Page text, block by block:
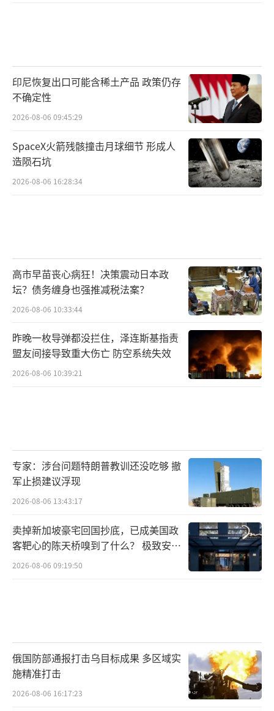
印尼恢复出口可能含稀土产品 政策仍存
不确定性
2026-08-06 09:45:29
SpaceX火箭残骸撞击月球细节 形成人
造陨石坑
2026-08-06 16:28:34
高市早苗丧心病狂！决策震动日本政
坛？债务缠身也强推减税法案？
2026-08-06 10:33:44
昨晚一枚导弹都没拦住，泽连斯基指责
盟友间接导致重大伤亡 防空系统失效
2026-08-06 10:39:21
专家：涉台问题特朗普教训还没吃够 撤
军止损建议浮现
2026-08-06 13:43:17
卖掉新加坡豪宅回国抄底，已成美国政
客靶心的陈天桥嗅到了什么？ 极致安全
的追寻
2026-08-06 09:19:50
俄国防部通报打击乌目标成果 多区域实
施精准打击
2026-08-06 16:17:23